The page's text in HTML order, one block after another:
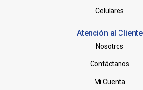
Celulares
Atención al Cliente
Nosotros
Contáctanos
Mi Cuenta